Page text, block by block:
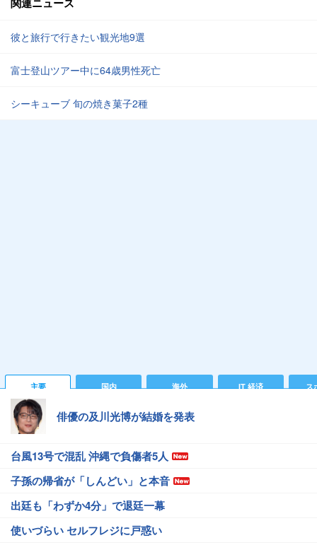
彼と旅行で行きたい観光地9選
富士登山ツアー中に64歳男性死亡
シーキューブ 旬の焼き菓子2種
主要 国内 海外 IT 経済 ス
俳優の及川光博が結婚を発表
台風13号で混乱 沖縄で負傷者5人
子孫の帰省が「しんどい」と本音
出廷も「わずか4分」で退廷一幕
使いづらい セルフレジに戸惑い